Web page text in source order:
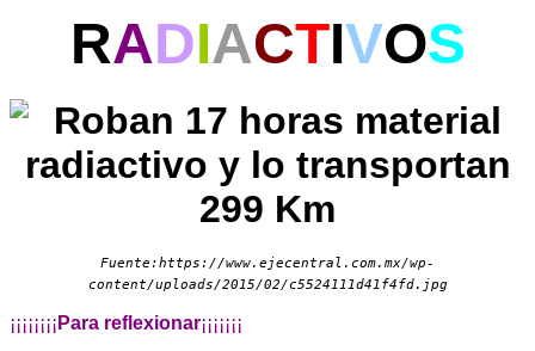
RADIACTIVOS
Fuente:https://www.ejecentral.com.mx/wp-
content/uploads/2015/02/c5524111d41f4fd.jpg
¡¡¡¡¡¡¡¡ Para reflexionar¡¡¡¡¡¡¡